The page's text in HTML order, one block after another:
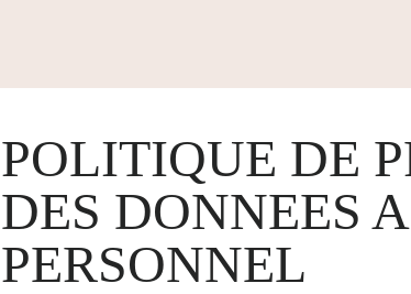
POLITIQUE DE
DES DONNEES
PERSONNEL